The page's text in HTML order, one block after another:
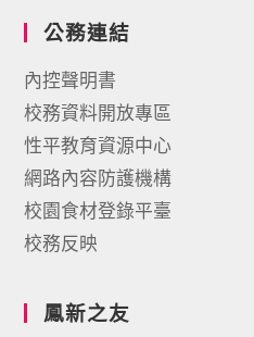
公務連結
內控聲明書
校務資料開放專區
性平教育資源中心
網路內容防護機構
校園食材登錄平臺
校務反映
鳳新之友